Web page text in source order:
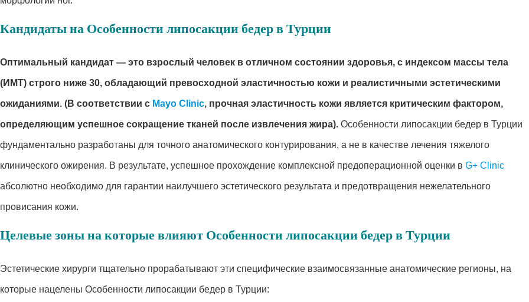
Кандидаты на Особенности липосакции бедер в Турции
Оптимальный кандидат — это взрослый человек в отличном состоянии здоровья, с индексом массы тела
(ИМТ) строго ниже 30, обладающий превосходной эластичностью кожи и реалистичными эстетическими
ожиданиями. (В соответствии с Mayo Clinic, прочная эластичность кожи является критическим фактором,
определяющим успешное сокращение тканей после извлечения жира). Особенности липосакции бедер в Турции
фундаментально разработаны для точного анатомического контурирования, а не в качестве лечения тяжелого
клинического ожирения. В результате, успешное прохождение комплексной предоперационной оценки в G+ Clinic
абсолютно необходимо для гарантии наилучшего эстетического результата и предотвращения нежелательного
провисания кожи.
Целевые зоны на которые влияют Особенности липосакции бедер в Турции
Эстетические хирурги тщательно прорабатывают эти специфические взаимосвязанные анатомические регионы, на
которые нацелены Особенности липосакции бедер в Турции: